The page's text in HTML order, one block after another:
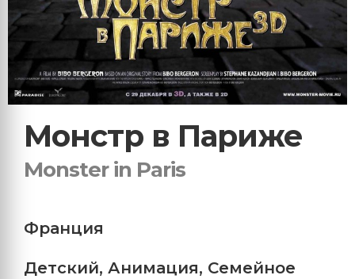
Монстр в Париже
Monster in Paris
Франция
Детский, Анимация, Семейное